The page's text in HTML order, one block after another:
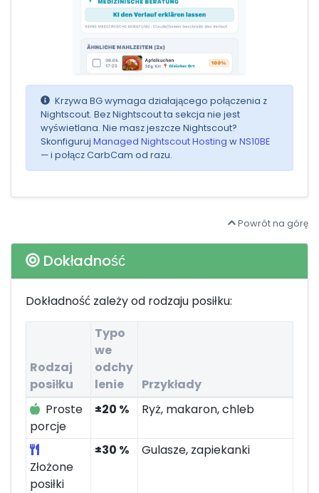
Krzywa BG wymaga działającego połączenia z
Nightscout. Bez Nightscout ta sekcja nie jest
wyświetlana. Nie masz jeszcze Nightscout?
Skonfiguruj Managed Nightscout Hosting wNS10BE
— i połącz CarbCam od razu.
Powrót na górę
Dokładność
Dokładność zależy od rodzaju posiłku:
Dokładność według typu posiłku
Rodzaj
posiłku
Typo
we
odchy
lenie
Przykłady
Proste
porcje
±20 % Ryż, makaron, chleb
Złożone
posiłki
±30 % Gulasze, zapiekanki